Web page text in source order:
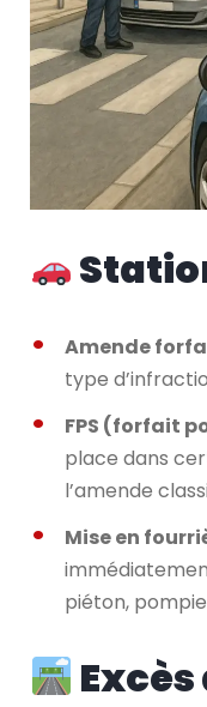
Amende
type
FPS (forfait
place dans
l’amende
Mise en
piéton,